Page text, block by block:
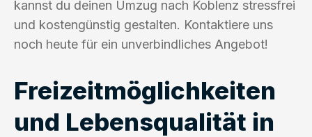
kannst du deinen Umzug nach Koblenz stressfrei
und kostengünstig gestalten. Kontaktiere uns
noch heute für ein unverbindliches Angebot!
Freizeitmöglichkeiten
und Lebensqualität in